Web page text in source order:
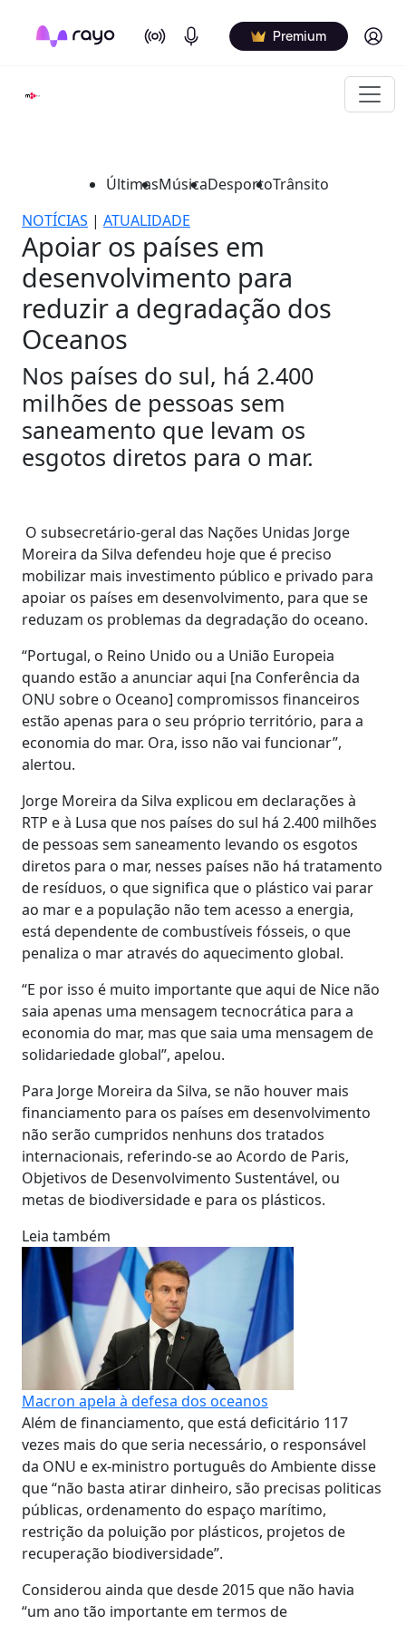
On Air Podcasts Premium Log in
ÚltimasMúsicaDesportoTrânsito
NOTÍCIAS | ATUALIDADE
Apoiar os países em
desenvolvimento para
reduzir a degradação dos
Oceanos
Nos países do sul, há 2.400
milhões de pessoas sem
saneamento que levam os
esgotos diretos para o mar.
O subsecretário-geral das Nações Unidas Jorge
Moreira da Silva defendeu hoje que é preciso
mobilizar mais investimento público e privado para
apoiar os países em desenvolvimento, para que se
reduzam os problemas da degradação do oceano.
“Portugal, o Reino Unido ou a União Europeia
quando estão a anunciar aqui [na Conferência da
ONU sobre o Oceano] compromissos financeiros
estão apenas para o seu próprio território, para a
economia do mar. Ora, isso não vai funcionar”,
alertou.
Jorge Moreira da Silva explicou em declarações à
RTP e à Lusa que nos países do sul há 2.400 milhões
de pessoas sem saneamento levando os esgotos
diretos para o mar, nesses países não há tratamento
de resíduos, o que significa que o plástico vai parar
ao mar e a população não tem acesso a energia,
está dependente de combustíveis fósseis, o que
penaliza o mar através do aquecimento global.
“E por isso é muito importante que aqui de Nice não
saia apenas uma mensagem tecnocrática para a
economia do mar, mas que saia uma mensagem de
solidariedade global”, apelou.
Para Jorge Moreira da Silva, se não houver mais
financiamento para os países em desenvolvimento
não serão cumpridos nenhuns dos tratados
internacionais, referindo-se ao Acordo de Paris,
Objetivos de Desenvolvimento Sustentável, ou
metas de biodiversidade e para os plásticos.
Leia também
Macron apela à defesa dos oceanos
Além de financiamento, que está deficitário 117
vezes mais do que seria necessário, o responsável
da ONU e ex-ministro português do Ambiente disse
que “não basta atirar dinheiro, são precisas politicas
públicas, ordenamento do espaço marítimo,
restrição da poluição por plásticos, projetos de
recuperação biodiversidade”.
Considerou ainda que desde 2015 que não havia
“um ano tão importante em termos de